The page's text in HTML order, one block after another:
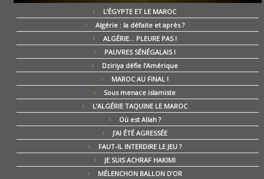
L’ÉGYPTE ET LE MAROC
Algérie : la défaite et après ?
ALGÉRIE… PLEURE PAS !
PAUVRES SÉNÉGALAIS !
Dziriya défie l’Amérique
MAROC AU FINAL !
Sous menace islamiste
L’ALGÉRIE TAQUINE LE MAROC
Où est Allah ?
J’AI ÉTÉ AGRESSÉE
FAUT-IL INTERDIRE LE JEU ?
JE SUIS ACHRAF HAKIMI
MÉLENCHON BALLON D’OR